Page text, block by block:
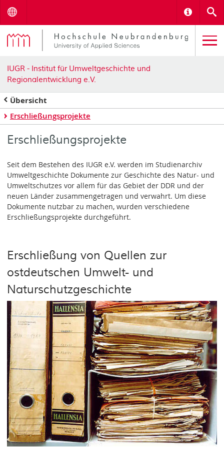
IUGR - Institut für Umweltgeschichte und
Regionalentwicklung e.V.
Übersicht
Erschließungsprojekte
Erschließungsprojekte
Seit dem Bestehen des IUGR e.V. werden im Studienarchiv
Umweltgeschichte Dokumente zur Geschichte des Natur- und
Umweltschutzes vor allem für das Gebiet der DDR und der
neuen Länder zusammengetragen und verwahrt. Um diese
Dokumente nutzbar zu machen, wurden verschiedene
Erschließungsprojekte durchgeführt.
Erschließung von Quellen zur
ostdeutschen Umwelt- und
Naturschutzgeschichte